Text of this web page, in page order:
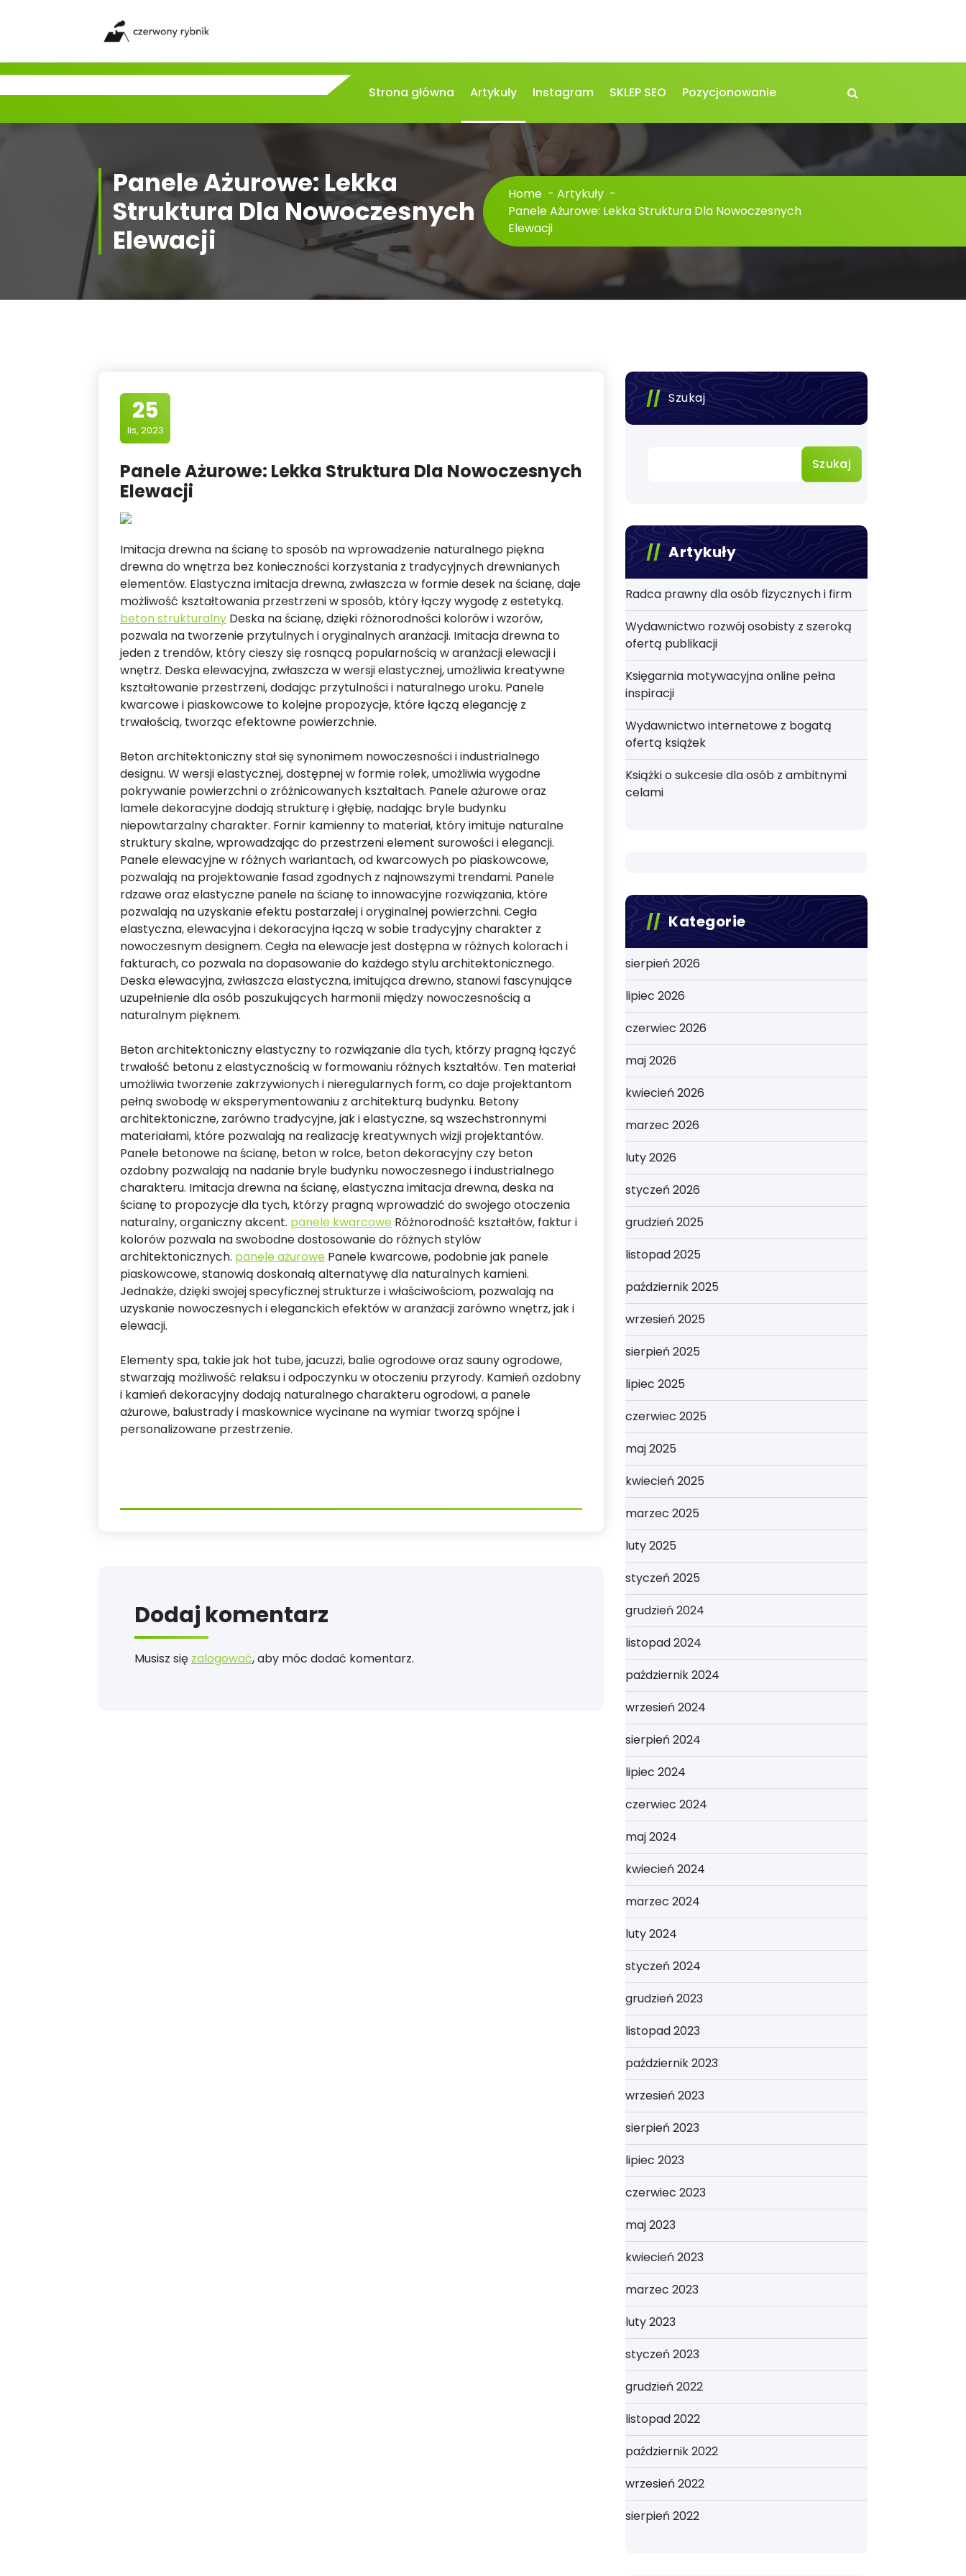
Strona główna Artykuły Instagram SKLEP SEO Pozycjonowanie
Panele Ażurowe: Lekka
Struktura Dla Nowoczesnych
Elewacji
Home - Artykuły -
Panele Ażurowe: Lekka Struktura Dla Nowoczesnych
Elewacji
25
lis, 2023
Panele Ażurowe: Lekka Struktura Dla Nowoczesnych
Elewacji
Imitacja drewna na ścianę to sposób na wprowadzenie naturalnego piękna
drewna do wnętrza bez konieczności korzystania z tradycyjnych drewnianych
elementów. Elastyczna imitacja drewna, zwłaszcza w formie desek na ścianę, daje
możliwość kształtowania przestrzeni w sposób, który łączy wygodę z estetyką.
beton strukturalny Deska na ścianę, dzięki różnorodności kolorów i wzorów,
pozwala na tworzenie przytulnych i oryginalnych aranżacji. Imitacja drewna to
jeden z trendów, który cieszy się rosnącą popularnością w aranżacji elewacji i
wnętrz. Deska elewacyjna, zwłaszcza w wersji elastycznej, umożliwia kreatywne
kształtowanie przestrzeni, dodając przytulności i naturalnego uroku. Panele
kwarcowe i piaskowcowe to kolejne propozycje, które łączą elegancję z
trwałością, tworząc efektowne powierzchnie.
Beton architektoniczny stał się synonimem nowoczesności i industrialnego
designu. W wersji elastycznej, dostępnej w formie rolek, umożliwia wygodne
pokrywanie powierzchni o zróżnicowanych kształtach. Panele ażurowe oraz
lamele dekoracyjne dodają strukturę i głębię, nadając bryle budynku
niepowtarzalny charakter. Fornir kamienny to materiał, który imituje naturalne
struktury skalne, wprowadzając do przestrzeni element surowości i elegancji.
Panele elewacyjne w różnych wariantach, od kwarcowych po piaskowcowe,
pozwalają na projektowanie fasad zgodnych z najnowszymi trendami. Panele
rdzawe oraz elastyczne panele na ścianę to innowacyjne rozwiązania, które
pozwalają na uzyskanie efektu postarzałej i oryginalnej powierzchni. Cegła
elastyczna, elewacyjna i dekoracyjna łączą w sobie tradycyjny charakter z
nowoczesnym designem. Cegła na elewacje jest dostępna w różnych kolorach i
fakturach, co pozwala na dopasowanie do każdego stylu architektonicznego.
Deska elewacyjna, zwłaszcza elastyczna, imitująca drewno, stanowi fascynujące
uzupełnienie dla osób poszukujących harmonii między nowoczesnością a
naturalnym pięknem.
Beton architektoniczny elastyczny to rozwiązanie dla tych, którzy pragną łączyć
trwałość betonu z elastycznością w formowaniu różnych kształtów. Ten materiał
umożliwia tworzenie zakrzywionych i nieregularnych form, co daje projektantom
pełną swobodę w eksperymentowaniu z architekturą budynku. Betony
architektoniczne, zarówno tradycyjne, jak i elastyczne, są wszechstronnymi
materiałami, które pozwalają na realizację kreatywnych wizji projektantów.
Panele betonowe na ścianę, beton w rolce, beton dekoracyjny czy beton
ozdobny pozwalają na nadanie bryle budynku nowoczesnego i industrialnego
charakteru. Imitacja drewna na ścianę, elastyczna imitacja drewna, deska na
ścianę to propozycje dla tych, którzy pragną wprowadzić do swojego otoczenia
naturalny, organiczny akcent. panele kwarcowe Różnorodność kształtów, faktur i
kolorów pozwala na swobodne dostosowanie do różnych stylów
architektonicznych. panele ażurowe Panele kwarcowe, podobnie jak panele
piaskowcowe, stanowią doskonałą alternatywę dla naturalnych kamieni.
Jednakże, dzięki swojej specyficznej strukturze i właściwościom, pozwalają na
uzyskanie nowoczesnych i eleganckich efektów w aranżacji zarówno wnętrz, jak i
elewacji.
Elementy spa, takie jak hot tube, jacuzzi, balie ogrodowe oraz sauny ogrodowe,
stwarzają możliwość relaksu i odpoczynku w otoczeniu przyrody. Kamień ozdobny
i kamień dekoracyjny dodają naturalnego charakteru ogrodowi, a panele
ażurowe, balustrady i maskownice wycinane na wymiar tworzą spójne i
personalizowane przestrzenie.
Dodaj komentarz
Musisz się zalogować, aby móc dodać komentarz.
Szukaj
Szukaj
Artykuły
Radca prawny dla osób fizycznych i firm
Wydawnictwo rozwój osobisty z szeroką
ofertą publikacji
Księgarnia motywacyjna online pełna
inspiracji
Wydawnictwo internetowe z bogatą
ofertą książek
Książki o sukcesie dla osób z ambitnymi
celami
Kategorie
sierpień 2026
lipiec 2026
czerwiec 2026
maj 2026
kwiecień 2026
marzec 2026
luty 2026
styczeń 2026
grudzień 2025
listopad 2025
październik 2025
wrzesień 2025
sierpień 2025
lipiec 2025
czerwiec 2025
maj 2025
kwiecień 2025
marzec 2025
luty 2025
styczeń 2025
grudzień 2024
listopad 2024
październik 2024
wrzesień 2024
sierpień 2024
lipiec 2024
czerwiec 2024
maj 2024
kwiecień 2024
marzec 2024
luty 2024
styczeń 2024
grudzień 2023
listopad 2023
październik 2023
wrzesień 2023
sierpień 2023
lipiec 2023
czerwiec 2023
maj 2023
kwiecień 2023
marzec 2023
luty 2023
styczeń 2023
grudzień 2022
listopad 2022
październik 2022
wrzesień 2022
sierpień 2022